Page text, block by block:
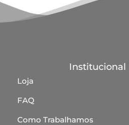
Institucional
Loja
FAQ
Como Trabalhamos